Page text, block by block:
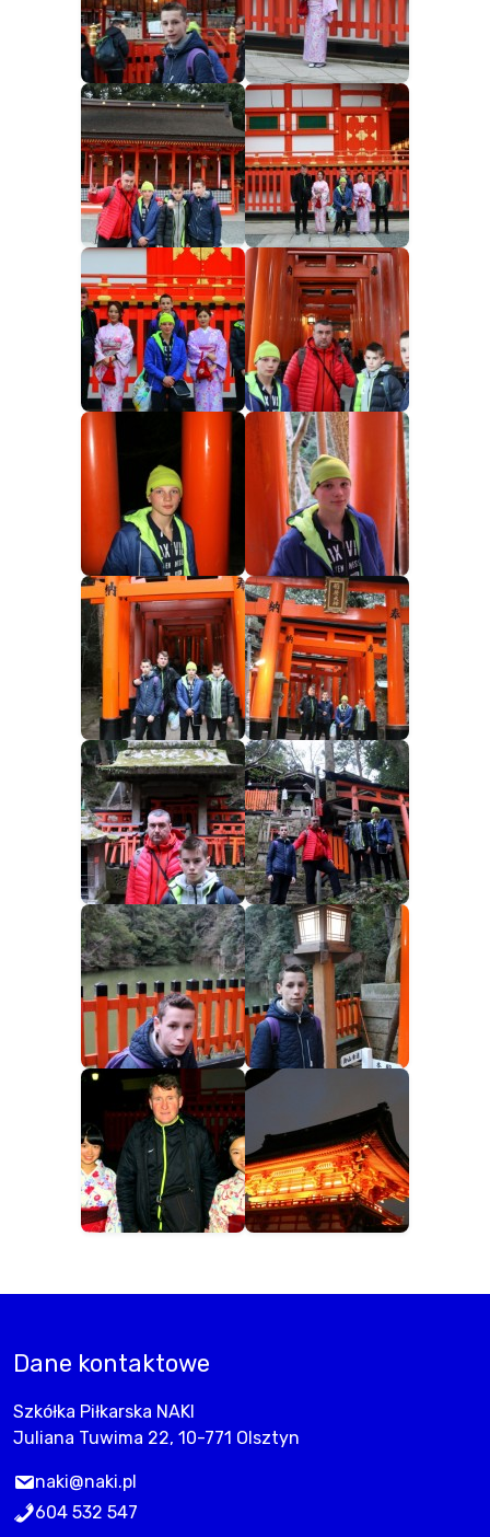
Dane kontaktowe
Szkółka Piłkarska NAKI
Juliana Tuwima 22, 10-771 Olsztyn
naki@naki.pl
604 532 547